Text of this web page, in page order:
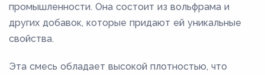
промышленности. Она состоит из вольфрама и
других добавок, которые придают ей уникальные
свойства.
Эта смесь обладает высокой плотностью, что